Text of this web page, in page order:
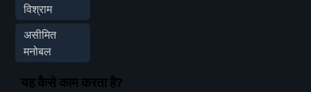
विश्राम
असीमित
मनोबल
यह कैसे काम करता है?